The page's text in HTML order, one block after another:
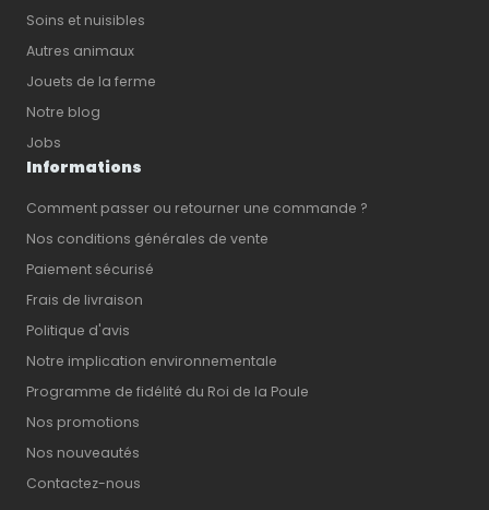
Soins et nuisibles
Autres animaux
Jouets de la ferme
Notre blog
Jobs
Informations
Comment passer ou retourner une commande ?
Nos conditions générales de vente
Paiement sécurisé
Frais de livraison
Politique d'avis
Notre implication environnementale
Programme de fidélité du Roi de la Poule
Nos promotions
Nos nouveautés
Contactez-nous